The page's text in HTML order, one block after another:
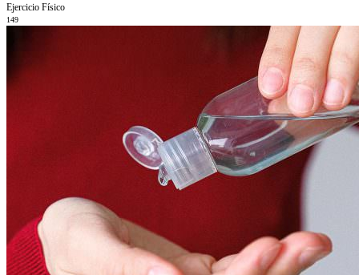
Ejercicio Fí­sico
149